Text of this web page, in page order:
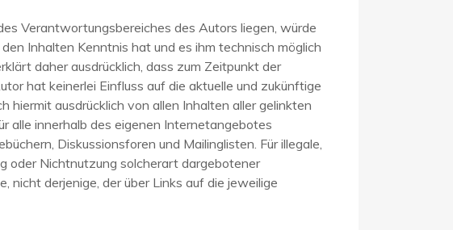
Verantwortungsbereiches des Autors liegen, würde
Inhalten Kenntnis hat und es ihm technisch möglich
daher ausdrücklich, dass zum Zeitpunkt der
hat keinerlei Einfluss auf die aktuelle und zukünftige
ausdrücklich von allen Inhalten aller gelinkten
alle innerhalb des eigenen Internetangebotes
Diskussionsforen und Mailinglisten. Für illegale,
oder Nichtnutzung solcherart dargebotener
derjenige, der über Links auf die jeweilige